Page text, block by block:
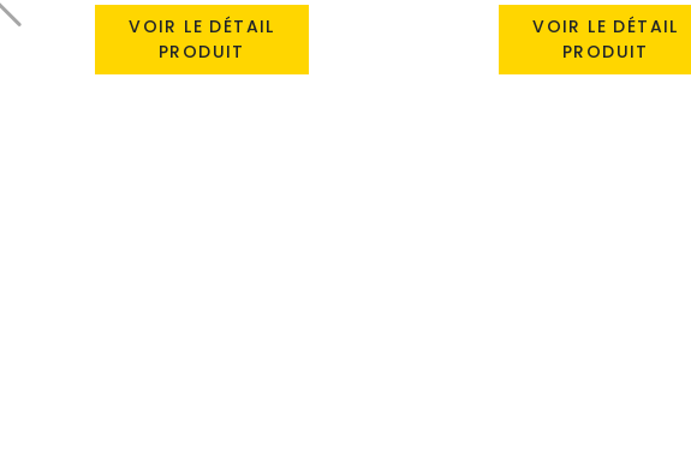
VOIR LE DÉTAIL
PRODUIT
VOIR LE DÉTAIL
PRODUIT
Précédent